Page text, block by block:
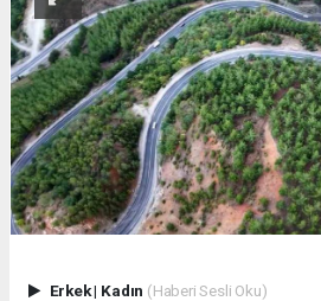
Erkek| Kadın (Haberi Sesli Oku)